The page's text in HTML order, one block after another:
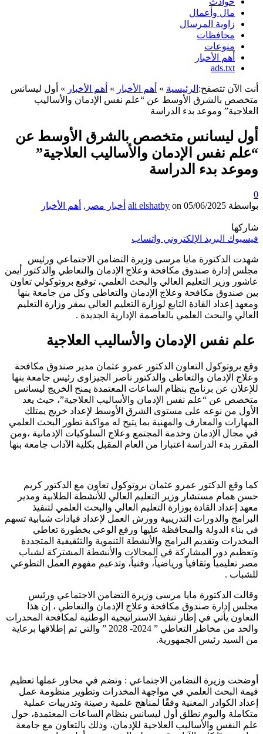
مال وأعمال
زاوية المرسال
محافظات
منوعات
أهم الأخبار
ads.txt
أنت الآن تتصفح: الرئيسية » أهم الأخبار » أهم الأخبار » أول ليسانس
متخصص بالشرق الأوسط عن “علم نفس الإدمان والأساليب
العلاجية” وموعد بدء الدراسة
أول ليسانس متخصص بالشرق الأوسط عن
“علم نفس الإدمان والأساليب العلاجية”
وموعد بدء الدراسة
0
بواسطة
ali elshatby on 05/06/2025 أخبار مصر , أهم الأخبار
شاركها
فيسبوك البريد الإلكتروني واتساب
شهدت الدكتورة مايا مرسى وزيرة التضامن الاجتماعي ورئيس
مجلس إدارة صندوق مكافحة وعلاج الإدمان والتعاطي والدكتور أيمن
عاشور وزير التعليم العالي والبحث العلمي، توقيع بروتوكولي تعاون
بين صندوق مكافحة وعلاج الإدمان والتعاطي وكل من جامعة بنها
ومعهد إعداد القادة التابع لوزارة التعليم العالي بمقر وزارة التعليم
العالي والبحث العلمي بالعاصمة الإدارية الجديدة .
علم نفس الإدمان والأساليب العلاجية
وقع بروتوكول التعاون الدكتور عمرو عثمان مدير صندوق مكافحة
وعلاج الإدمان والتعاطى والدكتور ناصر الجيزاوى رئيس جامعة بنها
للإعلان عن برنامج بنظام الساعات المعتمدة يمنح الخريج ليسانس
متخصص عن “علم نفس الإدمان والأساليب العلاجية”، حيث يعد
الأول من نوعه على مستوى الشرق الأوسط لإعداد خريج يمتلك
المهارات والمعارف والمهنية بما يتيح له مواكبة تطور البحث العلمي
في مجال الإدمان وخدمة المجتمع وعلاج السلوكيات الإدمانية ،ومن
المقرر بدء الدراسة اعتبارا من العام المقبل بكلية الآداب جامعة بنها
كما وقع الدكتور عمرو عثمان بروتوكول تعاون مع الدكتور كريم
حسن همام مستشار وزير التعليم العالي للأنشطة الطلابية ومدير
معهد إعداد القادة بوزارة التعليم العالي والبحث العلمي لتنفيذ
البرامج والدورات التدريبية وورش العمل لإعداد قيادات شبابية تسهم
في بناء الدولة والمحافظة عليها ورفع الوعي بخطورة تعاطي
المخدرات وتقديم البرامج والأنشطة التنموية والتثقيفية المتجددة
وتعظيم دور المشاركة في المجالات والأنشطة المشتركة لشباب
مصر تعليمياً وثقافياً ورياضياً، وفنياً، وتدعيم مفهوم العمل التطوعي
للشباب .
وقالت الدكتورة مايا مرسى وزيرة التضامن الاجتماعي ورئيس
مجلس إدارة صندوق مكافحة وعلاج الإدمان والتعاطي ، إن هذا
التعاون يأتي في إطار تنفيذ الاستراتيجية الوطنية لمكافحة المخدرات
والحد من مخاطر التعاطي ” 2024- 2028 ” والتي تم إطلاقها برعاية
من السيد رئيس الجمهورية.
أوضحت وزيرة التضامن الاجتماعي : وتضم في محاور عملها تعظيم
قيمة البحث العلمي في مواجهة المخدرات وتطوير منظومة عمل
إعداد الكوادر المعنية وفقًا لمناهج علمية رصينة وتدريبات عملية
متكاملة واليوم نطلق أول ليسانس بنظام الساعات المعتمدة، حول
علم النفس والأساليب العلاجية للإدمان، وذلك بالتعاون مع جامعة